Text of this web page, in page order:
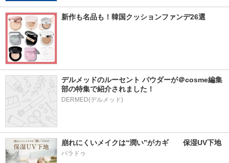
新作も名品も！韓国クッションファンデ26選
デルメッドのルーセント パウダーが＠cosme編集
部の特集で紹介されました！
DERMED(デルメッド)
崩れにくいメイクは“潤い”がカギ　　保湿UV下地
パラドゥ